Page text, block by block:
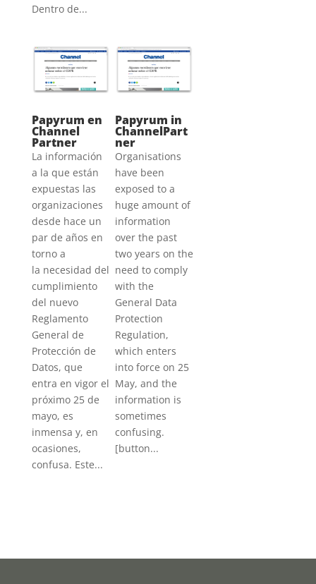
Dentro de...
Papyrum en
Channel
Partner
La información
a la que están
expuestas las
organizaciones
desde hace un
par de años en
torno a
la necesidad del
cumplimiento
del nuevo
Reglamento
General de
Protección de
Datos, que
entra en vigor el
próximo 25 de
mayo, es
inmensa y, en
ocasiones,
confusa. Este...
Papyrum in
ChannelPart
ner
Organisations
have been
exposed to a
huge amount of
information
over the past
two years on the
need to comply
with the
General Data
Protection
Regulation,
which enters
into force on 25
May, and the
information is
sometimes
confusing.
[button...